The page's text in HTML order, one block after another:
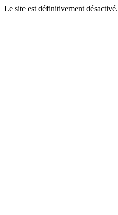
Le site est définitivement désactivé.